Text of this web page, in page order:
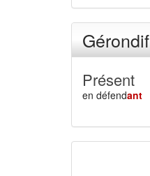
Gérondif
Présent
en défendant